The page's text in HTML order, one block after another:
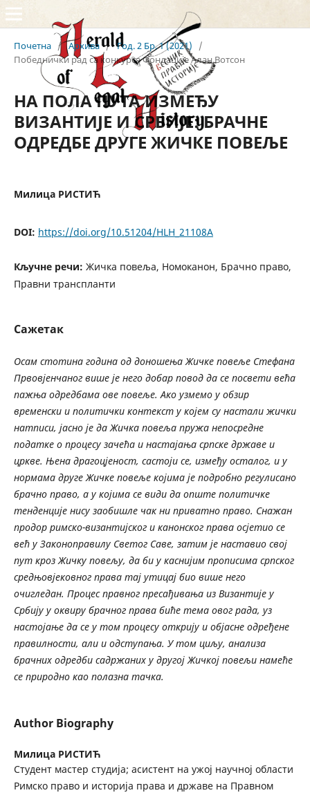
Почетна / Архива / Год. 2 Бр. 1 (2021)
/
Победнички рад са конкурса Фондације Алан Вотсон
НА ПОЛА ПУТА ИЗМЕЂУ
ВИЗАНТИЈЕ И СРБИЈЕ: БРАЧНЕ
ОДРЕДБЕ ДРУГЕ ЖИЧКЕ ПОВЕЉЕ
Милица РИСТИЋ
DOI: https://doi.org/10.51204/HLH_21108A
Кључне речи: Жичка повеља, Номоканон, Брачно право,
Правни транспланти
Сажетак
Осам стотина година од доношења Жичке повеље Стефана
Првовјенчаног више је него добар повод да се посвети већа
пажња одредбама ове повеље. Ако узмемо у обзир
временски и политички контекст у којем су настали жички
натписи, јасно је да Жичка повеља пружа непосредне
податке о процесу зачећа и настајања српске државе и
цркве. Њена драгоцјеност, састоји се, између осталог, и у
нормама друге Жичке повеље којима је подробно регулисано
брачно право, а у којима се види да опште политичке
тенденције нису заобишле чак ни приватно право. Снажан
продор римско-византијског и канонског права осјетио се
већ у Законоправилу Светог Саве, затим је наставио свој
пут кроз Жичку повељу, да би у каснијим прописима српског
средњовјековног права тај утицај био више него
очигледан. Процес правног пресађивања из Византије у
Србију у оквиру брачног права биће тема овог рада, уз
настојање да се у том процесу открију и објасне одређене
правилности, али и одступања. У том циљу, анализа
брачних одредби садржаних у другој Жичкој повељи намеће
се природно као полазна тачка.
Author Biography
Милица РИСТИЋ
Студент мастер студија; асистент на ужој научној области
Римско право и историја права и државе на Правном